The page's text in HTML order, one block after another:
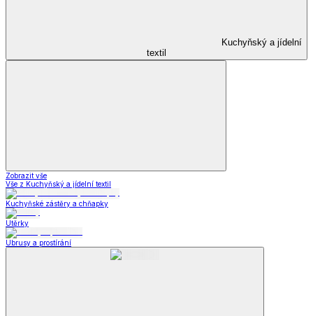
Kuchyňský a jídelní
textil
Zobrazit vše
Vše z Kuchyňský a jídelní textil
Kuchyňské zástěry a chňapky
Utěrky
Ubrusy a prostírání